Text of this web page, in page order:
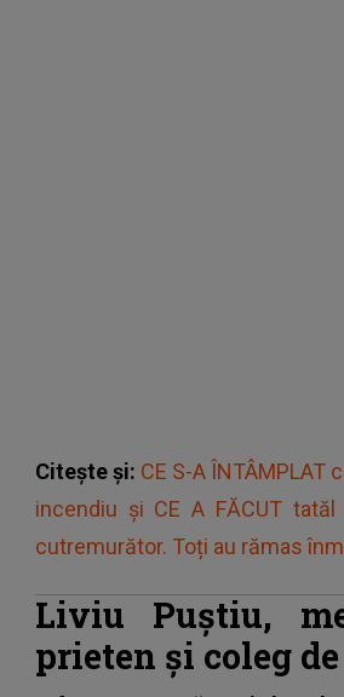
Citește și: CE S-A
incendiu și CE A FĂCUT
cutremurător. Toți au rămas
Liviu Puștiu,
prieten și coleg